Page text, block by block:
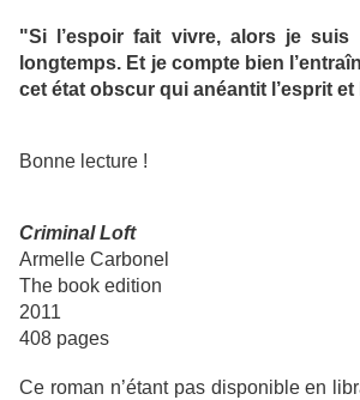
"Si l’espoir fait vivre, alors je suis
longtemps. Et je compte bien
cet état obscur qui anéantit l’esprit
Bonne lecture !
Criminal Loft
Armelle Carbonel
The book edition
2011
408 pages
Ce roman n’étant pas disponible en